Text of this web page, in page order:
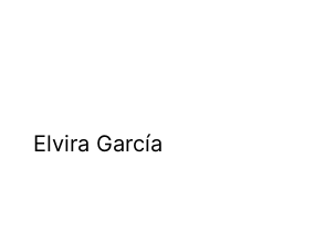
Elvira García